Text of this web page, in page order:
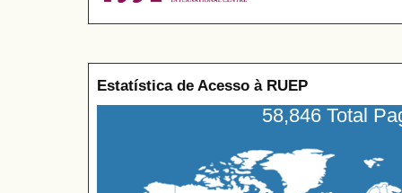
Estatística de Acesso à RUEP
58,846 Total